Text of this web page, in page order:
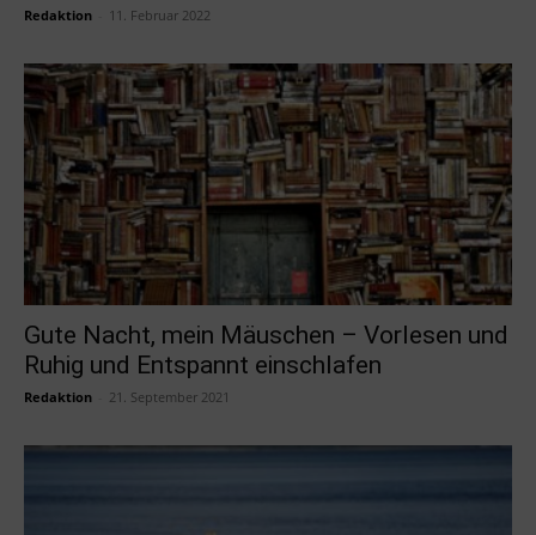
Redaktion 11. Februar 2022
Gute Nacht, mein Mäuschen – Vorlesen und
Ruhig und Entspannt einschlafen
Redaktion 21. September 2021